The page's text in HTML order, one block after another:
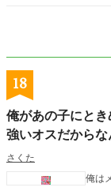
18
俺があの子にと
強いオスだからな
さくた
俺は